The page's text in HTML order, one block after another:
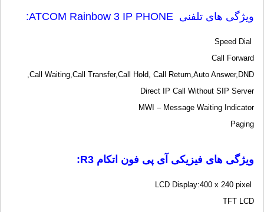
ویژگی های تلفنی ATCOM Rainbow 3 IP PHONE:
Call Forward
Call Waiting,Call Transfer,Call Hold, Call Return,Auto Answer,DND,
Direct IP Call Without SIP Server
MWI – Message Waiting Indicator
Paging
ویژگی های فیزیکی آی پی فون اتکام R3:
TFT LCD